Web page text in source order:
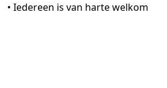
• Iedereen is van harte welkom